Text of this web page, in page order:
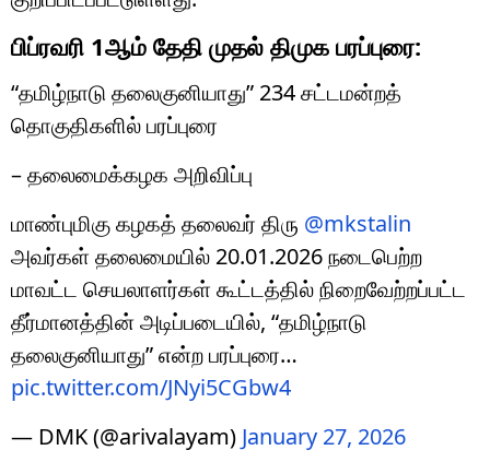
பிப்ரவரி 1ஆம் தேதி முதல் திமுக பரப்புரை:
“தமிழ்நாடு தலைகுனியாது” 234 சட்டமன்றத்
தொகுதிகளில் பரப்புரை
– தலைமைக்கழக அறிவிப்பு
மாண்புமிகு கழகத் தலைவர் திரு @mkstalin
அவர்கள் தலைமையில் 20.01.2026 நடைபெற்ற
மாவட்ட செயலாளர்கள் கூட்டத்தில் நிறைவேற்றப்பட்ட
தீர்மானத்தின் அடிப்படையில், “தமிழ்நாடு
தலைகுனியாது” என்ற பரப்புரை…
pic.twitter.com/JNyi5CGbw4
— DMK (@arivalayam) January 27, 2026